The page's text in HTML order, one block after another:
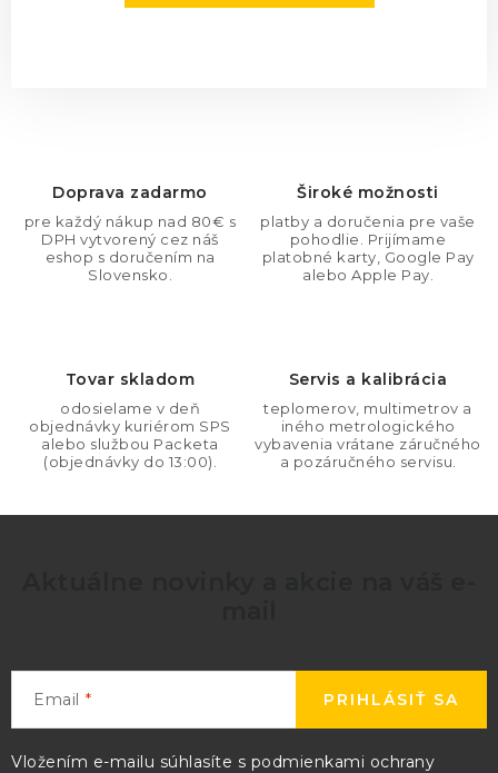
Doprava zadarmo
pre každý nákup nad 80€ s
DPH vytvorený cez náš
eshop s doručením na
Slovensko.
Široké možnosti
platby a doručenia pre vaše
pohodlie. Prijímame
platobné karty, Google Pay
alebo Apple Pay.
Tovar skladom
odosielame v deň
objednávky kuriérom SPS
alebo službou Packeta
(objednávky do 13:00).
Servis a kalibrácia
teplomerov, multimetrov a
iného metrologického
vybavenia vrátane záručného
a pozáručného servisu.
Email
Vložením e-mailu súhlasíte s podmienkami ochrany
PRIHLÁSIŤ SA